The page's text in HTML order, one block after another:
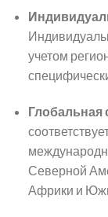
учетом
Глобальная
Северной
Африки и